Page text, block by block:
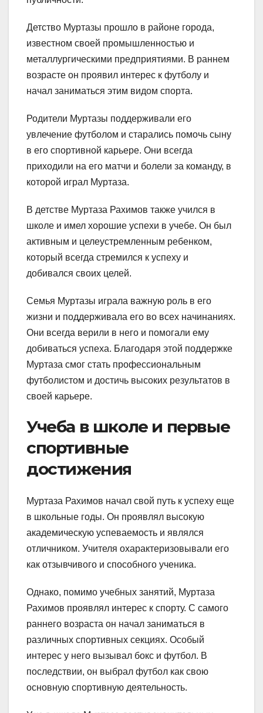
Детство Муртазы прошло в районе города,
известном своей промышленностью и
металлургическими предприятиями. В раннем
возрасте он проявил интерес к футболу и
начал заниматься этим видом спорта.
Родители Муртазы поддерживали его
увлечение футболом и старались помочь сыну
в его спортивной карьере. Они всегда
приходили на его матчи и болели за команду, в
которой играл Муртаза.
В детстве Муртаза Рахимов также учился в
школе и имел хорошие успехи в учебе. Он был
активным и целеустремленным ребенком,
который всегда стремился к успеху и
добивался своих целей.
Семья Муртазы играла важную роль в его
жизни и поддерживала его во всех начинаниях.
Они всегда верили в него и помогали ему
добиваться успеха. Благодаря этой поддержке
Муртаза смог стать профессиональным
футболистом и достичь высоких результатов в
своей карьере.
Учеба в школе и первые
спортивные
достижения
Муртаза Рахимов начал свой путь к успеху еще
в школьные годы. Он проявлял высокую
академическую успеваемость и являлся
отличником. Учителя охарактеризовывали его
как отзывчивого и способного ученика.
Однако, помимо учебных занятий, Муртаза
Рахимов проявлял интерес к спорту. С самого
раннего возраста он начал заниматься в
различных спортивных секциях. Особый
интерес у него вызывал бокс и футбол. В
последствии, он выбрал футбол как свою
основную спортивную деятельность.